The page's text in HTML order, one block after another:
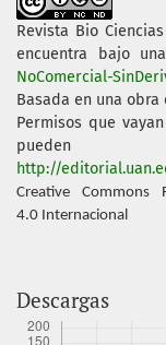
Revista Bio Ciencias
encuentra bajo una
NoComercial-
Basada en una obra
Permisos que
http://
Creative Commons
4.0 Internacional
Descargas